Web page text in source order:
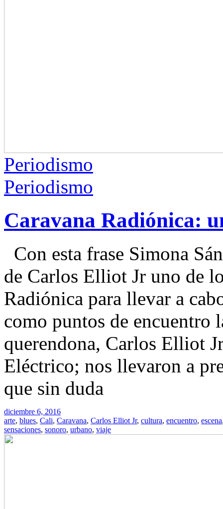
Periodismo
Periodismo
Caravana Radiónica:
Con esta frase Simona
de Carlos Elliot Jr uno de
Radiónica para llevar a
como puntos de encuentro
querendona, Carlos Elliot
Eléctrico; nos llevaron a
que sin duda
diciembre 6, 2016
arte, blues, Cali, Caravana, Carlos Elliot Jr, cultura, encuentro, escena
sensaciones, sonoro, urbano, viaje